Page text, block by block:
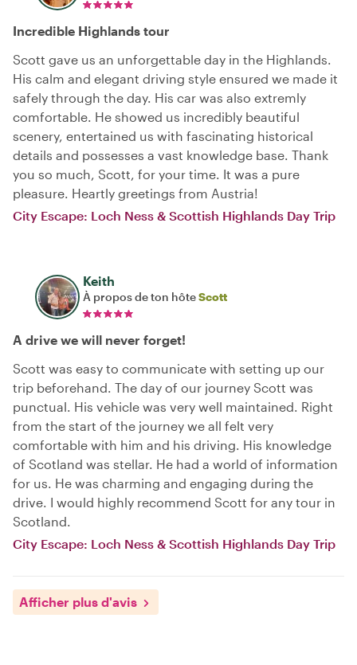
Incredible Highlands tour
Scott gave us an unforgettable day in the Highlands.
His calm and elegant driving style ensured we made it
safely through the day. His car was also extremly
comfortable. He showed us incredibly beautiful
scenery, entertained us with fascinating historical
details and possesses a vast knowledge base. Thank
you so much, Scott, for your time. It was a pure
pleasure. Heartly greetings from Austria!
City Escape: Loch Ness & Scottish Highlands Day Trip
Keith
À propos de ton hôteScott
A drive we will never forget!
Scott was easy to communicate with setting up our
trip beforehand. The day of our journey Scott was
punctual. His vehicle was very well maintained. Right
from the start of the journey we all felt very
comfortable with him and his driving. His knowledge
of Scotland was stellar. He had a world of information
for us. He was charming and engaging during the
drive. I would highly recommend Scott for any tour in
Scotland.
City Escape: Loch Ness & Scottish Highlands Day Trip
Afficher plus d'avis